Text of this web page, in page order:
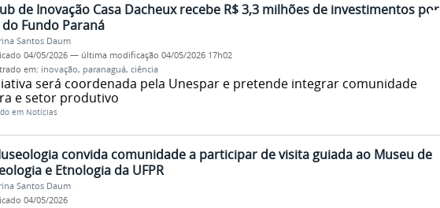
de Inovação Casa Dacheux recebe R$ 3,3 milhões de investimentos por
Fundo Paraná
Santos Daum
04/05/2026 — última modificação 04/05/2026 17h02
em: inovação, paranaguá, ciência
será coordenada pela Unespar e pretende integrar comunidade
e setor produtivo
em Notícias
convida comunidade a participar de visita guiada ao Museu de
e Etnologia da UFPR
Santos Daum
04/05/2026